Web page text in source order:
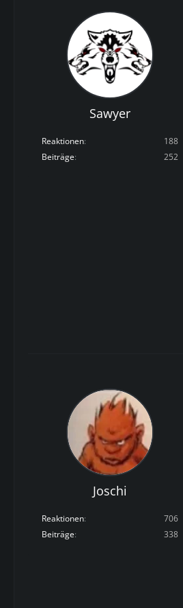
Sawyer
Reaktionen
188
Beiträge
252
Joschi
Reaktionen
706
Beiträge
338